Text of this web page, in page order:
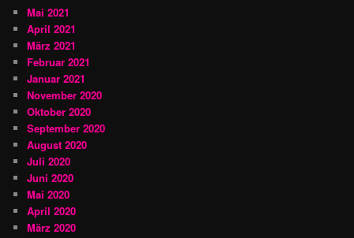
Mai 2021
April 2021
März 2021
Februar 2021
Januar 2021
November 2020
Oktober 2020
September 2020
August 2020
Juli 2020
Juni 2020
Mai 2020
April 2020
März 2020